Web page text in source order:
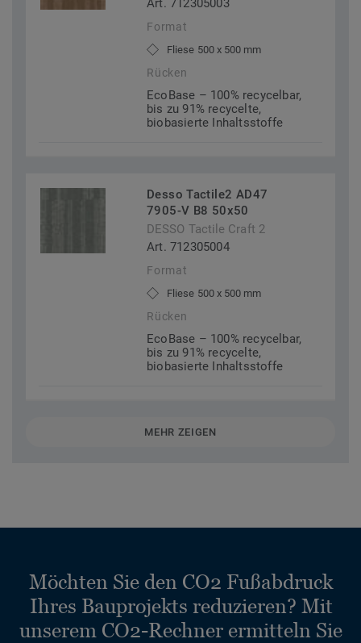
Art. 712305003
Format
Fliese 500 x 500 mm
Rücken
EcoBase – 100% recycelbar,
bis zu 91% recycelte,
biobasierte Inhaltsstoffe
Desso Tactile2 AD47
7905-V B8 50x50
DESSO Tactile Craft 2
Art. 712305004
Format
Fliese 500 x 500 mm
Rücken
EcoBase – 100% recycelbar,
bis zu 91% recycelte,
biobasierte Inhaltsstoffe
MEHR ZEIGEN
Möchten Sie den CO2 Fußabdruck
Ihres Bauprojekts reduzieren? Mit
unserem CO2-Rechner ermitteln Sie